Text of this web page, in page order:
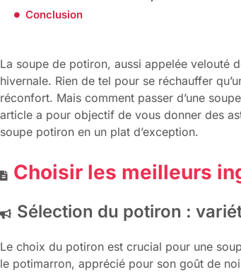
Conclusion
La soupe de potiron, aussi appelée velouté
hivernale. Rien de tel pour se réchauffer
réconfort. Mais comment passer d’une
article a pour objectif de vous donner des
soupe potiron en un plat d’exception.
Choisir les meilleurs
Sélection du potiron :
Le choix du potiron est crucial pour une
le potimarron, apprécié pour son goût de